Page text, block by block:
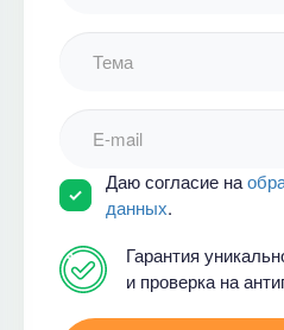
Даю согласие на
данных.
Гарантия
и проверка на